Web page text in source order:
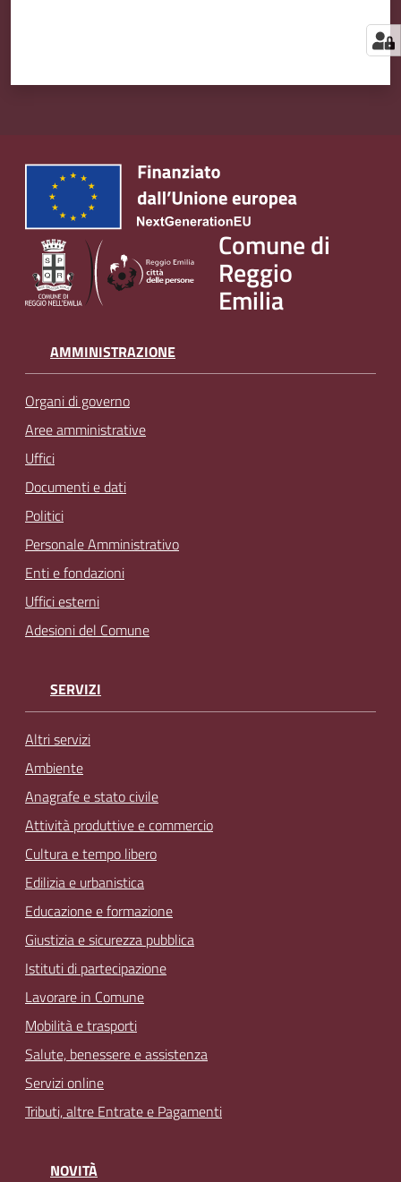
Comune di
Reggio
Emilia
AMMINISTRAZIONE
Organi di governo
Aree amministrative
Uffici
Documenti e dati
Politici
Personale Amministrativo
Enti e fondazioni
Uffici esterni
Adesioni del Comune
SERVIZI
Altri servizi
Ambiente
Anagrafe e stato civile
Attività produttive e commercio
Cultura e tempo libero
Edilizia e urbanistica
Educazione e formazione
Giustizia e sicurezza pubblica
Istituti di partecipazione
Lavorare in Comune
Mobilità e trasporti
Salute, benessere e assistenza
Servizi online
Tributi, altre Entrate e Pagamenti
NOVITÀ